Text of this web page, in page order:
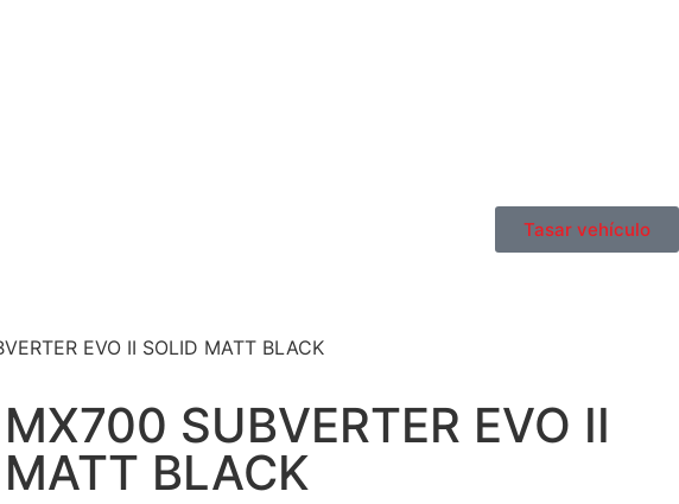
Tasar vehículo
EVO II SOLID MATT BLACK
SUBVERTER EVO II
BLACK